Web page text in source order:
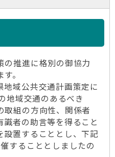
の推進に格別の御協力
。
地域公共交通計画策定に
地域交通のあるべき
取組の方向性、関係者
者の助言等を得ること
設置することとし、下記
することとしましたの